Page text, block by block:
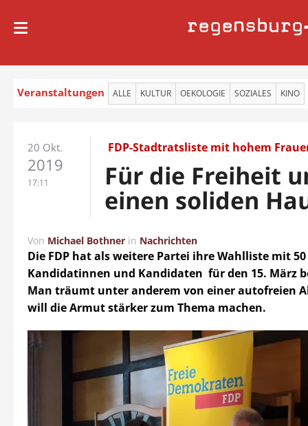
regensburg
Veranstaltungen ALLE KULTUR OEKOLOGIE SOZIALES KINO
20 Okt.
2019
17:11
FDP-Stadtratsliste mit hohem
Für die Freiheit
einen soliden
Von Michael Bothner in Nachrichten
Die FDP hat als weitere Partei ihre Wahlliste mit 50
Kandidatinnen und Kandidaten für den 15. März
Man träumt unter anderem von einer autofreien
will die Armut stärker zum Thema machen.